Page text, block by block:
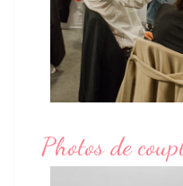
Photos de